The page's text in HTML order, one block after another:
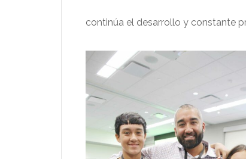
continúa el desarrollo y constante